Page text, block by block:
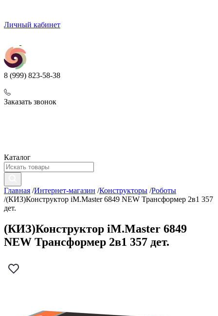
Личный кабинет
8 (999) 823-58-38
Заказать звонок
Каталог
Главная /Интернет-магазин /Конструкторы /Роботы
/(КИЗ)Конструктор iM.Master 6849 NEW Трансформер 2в1 357
дет.
(КИЗ)Конструктор iM.Master 6849
NEW Трансформер 2в1 357 дет.